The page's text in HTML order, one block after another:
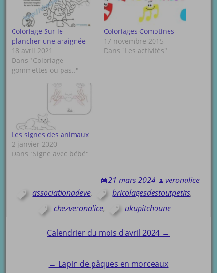
Coloriage Sur le
plancher une araignée
18 avril 2021
Dans "Coloriage
gommettes ou pas.."
Coloriages Comptines
17 novembre 2015
Dans "Les activités"
Les signes des animaux
2 janvier 2020
Dans "Signe avec bébé"
21 mars 2024
veronalice
associationadeve, bricolagesdestoutpetits,
chezveronalice, ukupitchoune
navigation
Calendrier du mois d’avril 2024 →
← Lapin de pâques en morceaux